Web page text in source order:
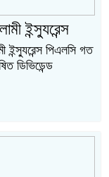
ইন্স্যুরেন্স
ইন্স্যুরেন্স পিএলসি গত
ডিভিডেন্ড